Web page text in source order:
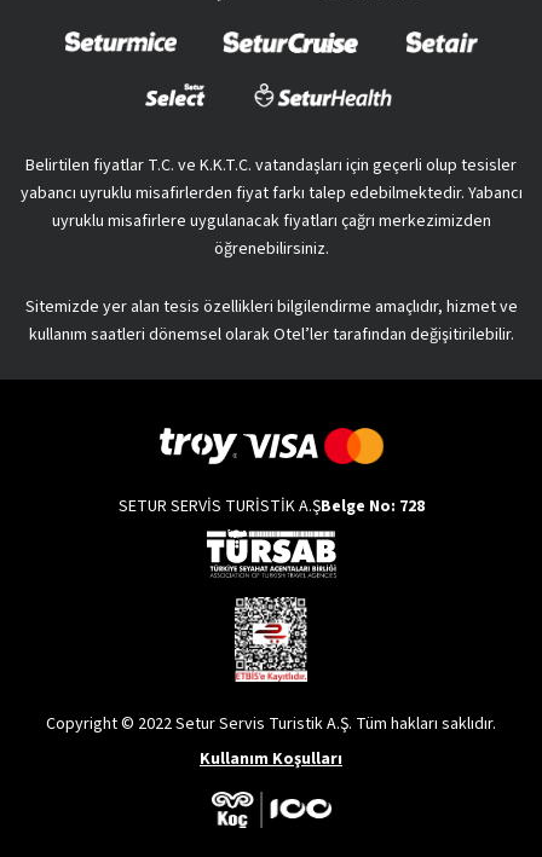
Belirtilen fiyatlar T.C. ve K.K.T.C. vatandaşları için geçerli olup tesisler
yabancı uyruklu misafirlerden fiyat farkı talep edebilmektedir. Yabancı
uyruklu misafirlere uygulanacak fiyatları çağrı merkezimizden
öğrenebilirsiniz.
Sitemizde yer alan tesis özellikleri bilgilendirme amaçlıdır, hizmet ve
kullanım saatleri dönemsel olarak Otel’ler tarafından değişitirilebilir.
SETUR SERVİS TURİSTİK A.ŞBelge No: 728
Copyright © 2022 Setur Servis Turistik A.Ş. Tüm hakları saklıdır.
Kullanım Koşulları